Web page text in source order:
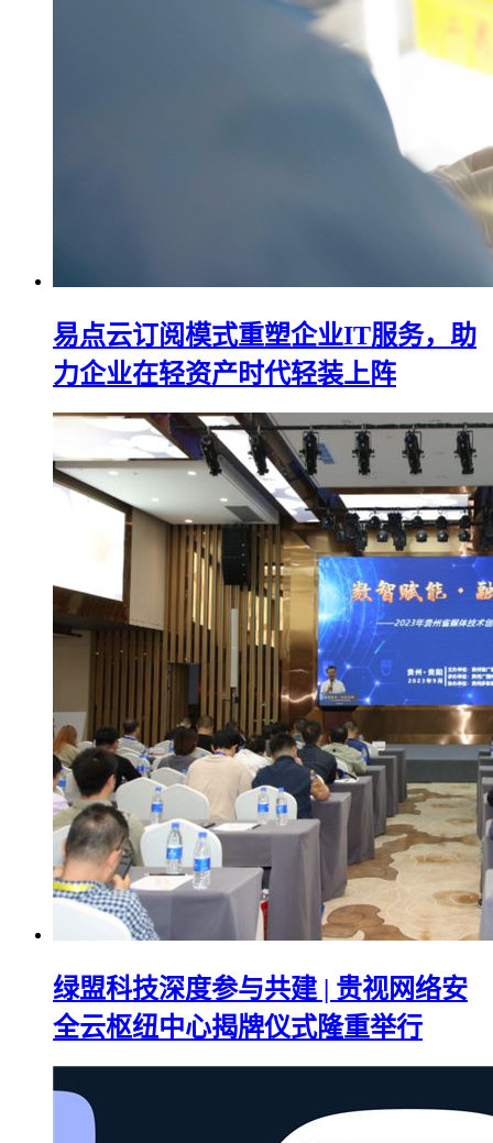
易点云订阅模式重塑企业IT服务，助
力企业在轻资产时代轻装上阵
绿盟科技深度参与共建 | 贵视网络安
全云枢纽中心揭牌仪式隆重举行